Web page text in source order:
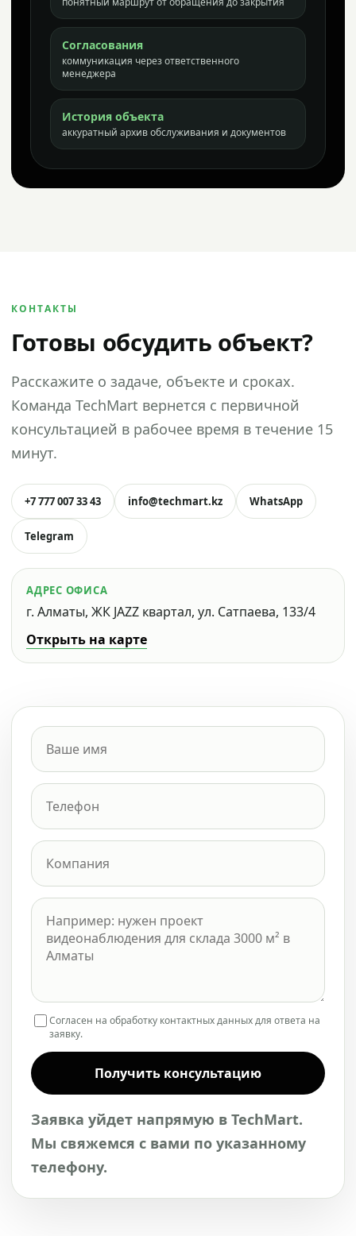
Согласования
коммуникация через ответственного
менеджера
История объекта
аккуратный архив обслуживания и документов
КОНТАКТЫ
Готовы обсудить объект?
Расскажите о задаче, объекте и сроках.
Команда TechMart вернется с первичной
консультацией в рабочее время в течение 15
минут.
+7 777 007 33 43 info@techmart.kz WhatsApp
Telegram
АДРЕС ОФИСА
г. Алматы, ЖК JAZZ квартал, ул. Сатпаева, 133/4
Открыть на карте
Согласен на обработку контактных данных для ответа на
заявку.
Получить консультацию
Заявка уйдет напрямую в TechMart.
Мы свяжемся с вами по указанному
телефону.